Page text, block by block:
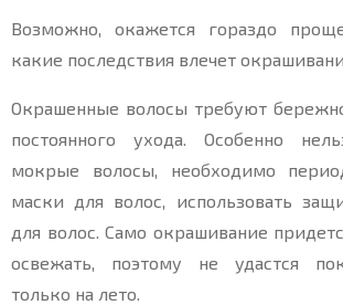
Возможно, окажется гораздо
какие последствия влечет
Окрашенные волосы требуют
постоянного ухода. Особенно
мокрые волосы, необходимо
маски для волос, использовать
для волос. Само окрашивание
освежать, поэтому не удастся
только на лето.